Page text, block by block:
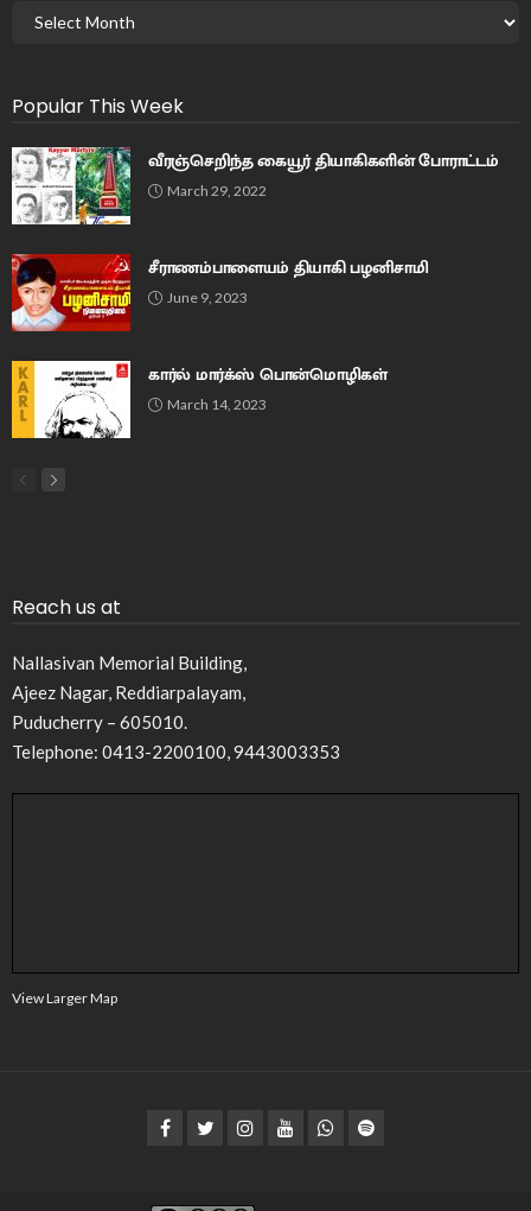
Popular This Week
வீரஞ்செறிந்த கையூர் தியாகிகளின் போராட்டம்
March 29, 2022
சீராணம்பாளையம் தியாகி பழனிசாமி
June 9, 2023
கார்ல் மார்க்ஸ் பொன்மொழிகள்
March 14, 2023
Reach us at
Nallasivan Memorial Building,
Ajeez Nagar, Reddiarpalayam,
Puducherry – 605010.
Telephone: 0413-2200100, 9443003353
View Larger Map